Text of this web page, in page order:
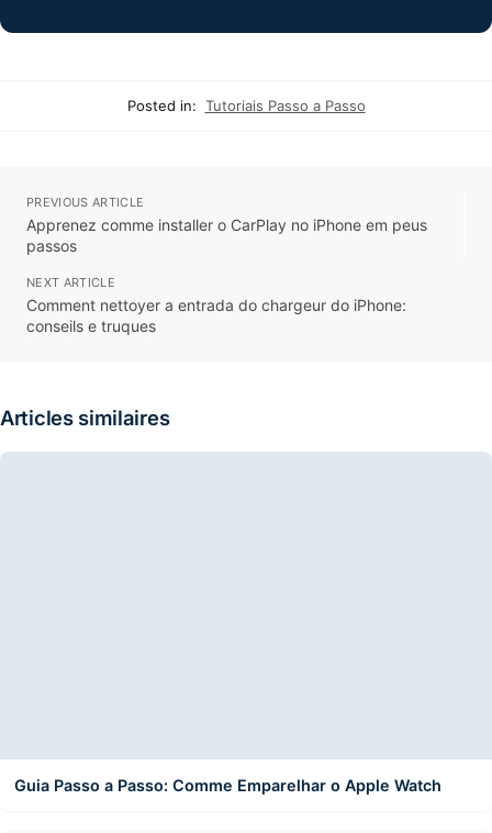
Posted in: Tutoriais Passo a Passo
PREVIOUS ARTICLE
Apprenez comme installer o CarPlay no iPhone em peus
passos
NEXT ARTICLE
Comment nettoyer a entrada do chargeur do iPhone:
conseils e truques
Articles similaires
Guia Passo a Passo: Comme Emparelhar o Apple Watch